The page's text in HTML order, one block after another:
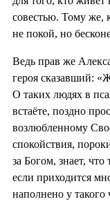
совестью. Тому же,
не покой, но
Ведь прав же
героя сказавший:
О таких людях в
встаёте, поздно
возлюбленному
спокойствия,
за Богом, знает,
если приходится
наполнено у